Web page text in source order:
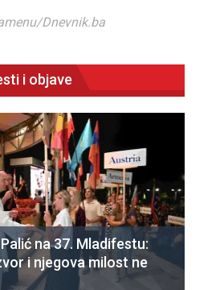
Dnevnik.ba
i objave
na 37. Mladifestu:
i njegova milost ne